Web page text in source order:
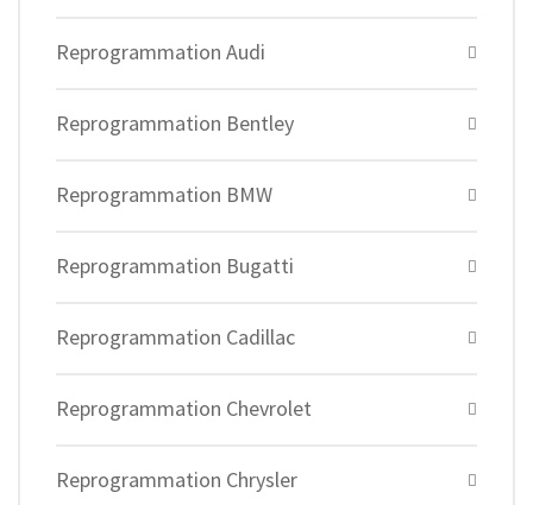
Reprogrammation Audi
Reprogrammation Bentley
Reprogrammation BMW
Reprogrammation Bugatti
Reprogrammation Cadillac
Reprogrammation Chevrolet
Reprogrammation Chrysler